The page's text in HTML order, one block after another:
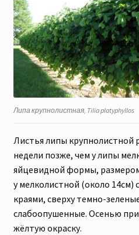
Липа крупнолистная, Tilia platyphyllos
Листья липы крупнолистной
недели позже, чем у липы
яйцевидной формы,
у мелколистной (около 14см)
краями, сверху темно-
слабоопушенные. Осенью
жёлтую окраску.